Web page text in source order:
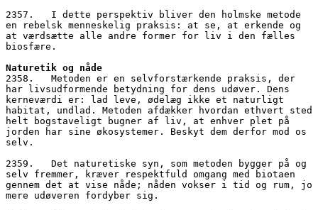
2357.   I dette perspektiv bliver den holmske metode
en rebelsk menneskelig praksis: at se, at erkende og
at værdsætte alle andre former for liv i den fælles
biosfære.
Naturetik og nåde
2358.   Metoden er en selvforstærkende praksis, der
har livsudformende betydning for dens udøver. Dens
kerneværdi er: lad leve, ødelæg ikke et naturligt
habitat, undlad. Metoden afdækker hvordan ethvert sted
helt bogstaveligt bugner af liv, at enhver plet på
jorden har sine økosystemer. Beskyt dem derfor mod os
selv.
2359.   Det naturetiske syn, som metoden bygger på og
selv fremmer, kræver respektfuld omgang med biotaen
gennem det at vise nåde; nåden vokser i tid og rum, jo
mere udøveren fordyber sig.